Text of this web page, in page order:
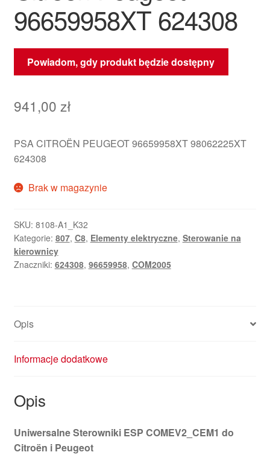
96659958XT 624308
Powiadom, gdy produkt będzie dostępny
941,00 zł
PSA CITROËN PEUGEOT 96659958XT 98062225XT
624308
Brak w magazynie
SKU: 8108-A1_K32
Kategorie: 807, C8, Elementy elektryczne, Sterowanie na
kierownicy
Znaczniki: 624308, 96659958, COM2005
Opis
Informacje dodatkowe
Opis
Uniwersalne Sterowniki ESP COMEV2_CEM1 do
Citroën i Peugeot